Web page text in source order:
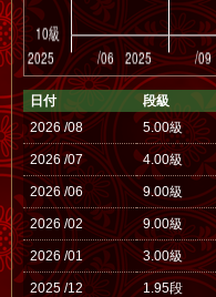
日付 段級
2026 /08
5.00級
2026 /07 4.00級
2026 /06 9.00級
2026 /02 9.00級
2026 /01 3.00級
2025 /12 1.95段